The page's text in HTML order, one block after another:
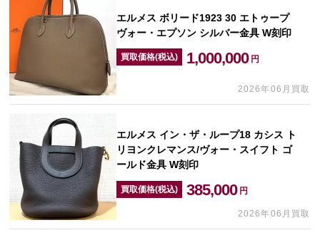
エルメス ボリード1923 30 エトゥープ
ヴォー・エプソン シルバー金具 W刻印
買取価格(税込) 1,000,000 円
2026年06月買取
エルメス イン・ザ・ループ18 カシス ト
リヨンクレマンス/ヴォー・スイフト ゴ
ールド金具 W刻印
買取価格(税込) 385,000 円
2026年06月買取